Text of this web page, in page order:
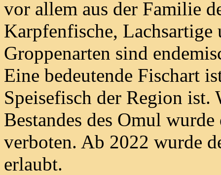
vor allem aus der Familie
Karpfenfische, Lachsartige
Groppenarten sind
Eine bedeutende Fischart
Speisefisch der Region ist.
Bestandes des Omul
verboten. Ab 2022 wurde
erlaubt.